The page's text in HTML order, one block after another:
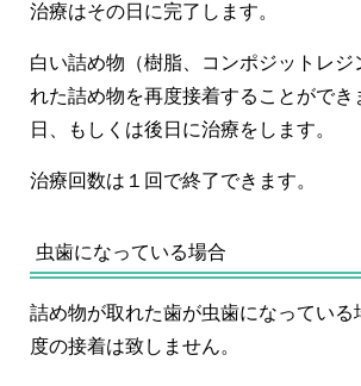
治療はその日に完了します。
白い詰め物（樹脂、コンポジットレジ
れた詰め物を再度接着することができ
日、もしくは後日に治療をします。
治療回数は１回で終了できます。
虫歯になっている場合
詰め物が取れた歯が虫歯になっている
度の接着は致しません。